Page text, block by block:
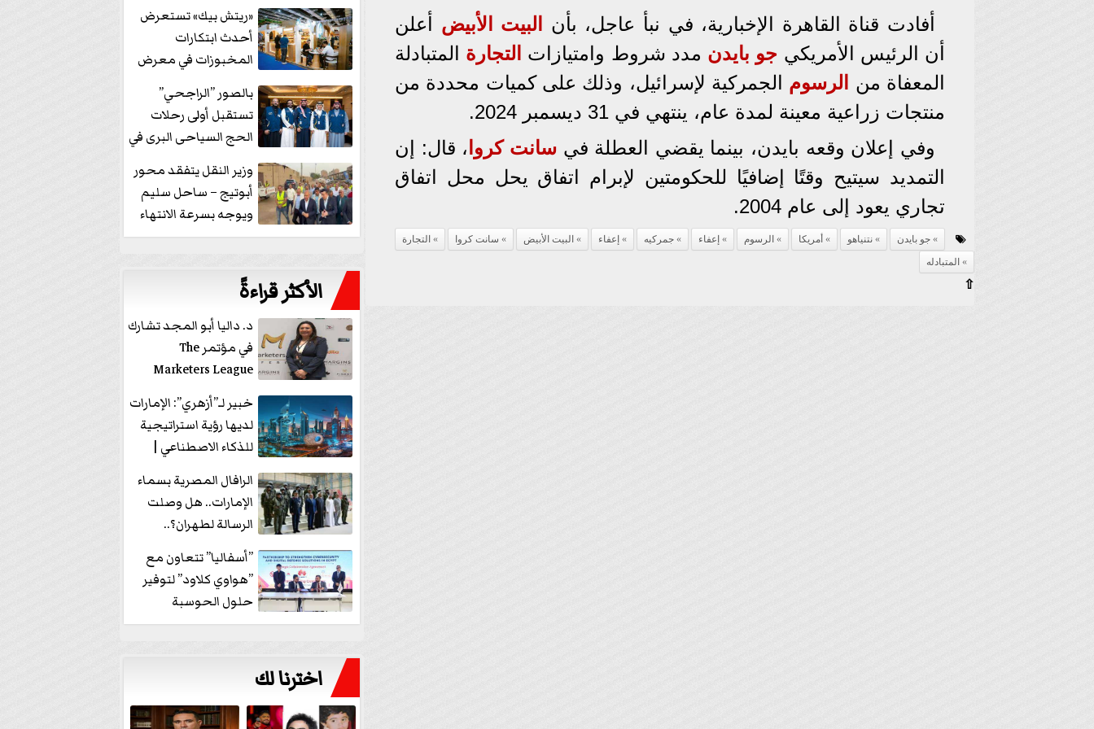
أفادت قناة القاهرة الإخبارية، في نبأ عاجل، بأن البيت الأبيض أعلن
أن الرئيس الأمريكي جو بايدن مدد شروط وامتيازات التجارة المتبادلة
المعفاة من
الرسوم الجمركية لإسرائيل، وذلك على كميات محددة من
منتجات زراعية معينة لمدة عام، ينتهي في 31 ديسمبر 2024.
وفي إعلان وقعه بايدن، بينما يقضي العطلة فيسانت كروا ، قال: إن
التمديد سيتيح وقتًا إضافيًا للحكومتين لإبرام اتفاق يحل محل اتفاق
تجاري يعود إلى عام 2004.
جو بايدن نتنياهو أمريكا الرسوم إعفاء جمركيه إعفاء البيت الأبيض سانت كروا
التجارة
المتبادله
⇧
«ريتش بيك» تستعرض
أحدث ابتكارات
المخبوزات في معرض
منتجات...
بالصور ”الراجحي”
تستقبل أولى رحلات
الحج السياحى البرى في
وزير النقل يتفقد محور
أبوتيج – ساحل سليم
ويوجه بسرعة الانتهاء
من...
الأكثر قراءةً
د. داليا أبو المجد تشارك
في مؤتمر The
Marketers League
وتدير جلسة...
خبير لـ”أزهري”: الإمارات
لديها رؤية استراتيجية
للذكاء الاصطناعي |
الرافال المصرية بسماء
الإمارات.. هل وصلت
الرسالة لطهران؟..
”ماعت جروب” تُجيب؟
|...
”أسفاليا” تتعاون مع
”هواوي كلاود” لتوفير
حلول الحوسبة
السحابية والأمن
اخترنا لك